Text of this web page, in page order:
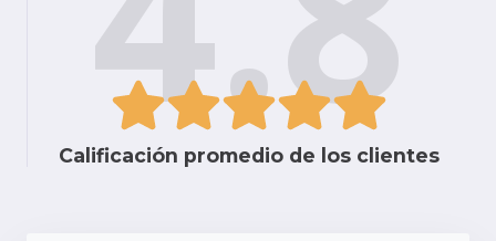
Calificación promedio de los clientes